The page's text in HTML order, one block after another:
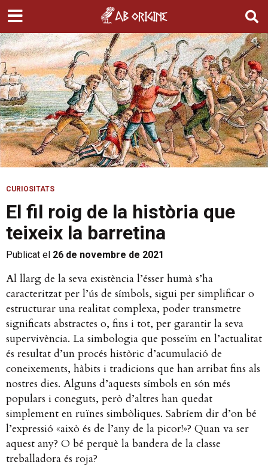
CURIOSITATS
El fil roig de la història que
teixeix la barretina
Publicat el 26 de novembre de 2021
Al llarg de la seva existència l’ésser humà s’ha
caracteritzat per l’ús de símbols, sigui per simplificar o
estructurar una realitat complexa, poder transmetre
significats abstractes o, fins i tot, per garantir la seva
supervivència. La simbologia que posseïm en l’actualitat
és resultat d’un procés històric d’acumulació de
coneixements, hàbits i tradicions que han arribat fins als
nostres dies. Alguns d’aquests símbols en són més
populars i coneguts, però d’altres han quedat
simplement en ruïnes simbòliques. Sabríem dir d’on bé
l’expressió «això és de l’any de la picor!»? Quan va ser
aquest any? O bé perquè la bandera de la classe
treballadora és roja?